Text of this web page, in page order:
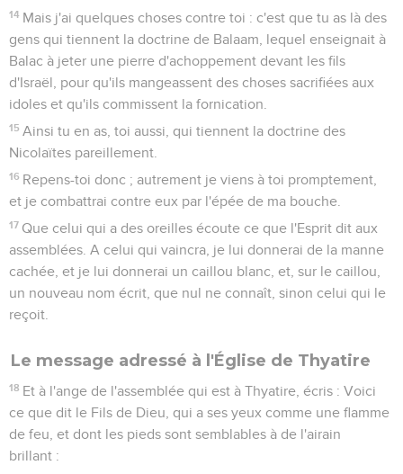
14 Mais j'ai quelques choses contre toi : c'est que tu as là des
gens qui tiennent la doctrine de Balaam, lequel enseignait à
Balac à jeter une pierre d'achoppement devant les fils
d'Israël, pour qu'ils mangeassent des choses sacrifiées aux
idoles et qu'ils commissent la fornication.
15 Ainsi tu en as, toi aussi, qui tiennent la doctrine des
Nicolaïtes pareillement.
16 Repens-toi donc ; autrement je viens à toi promptement,
et je combattrai contre eux par l'épée de ma bouche.
17 Que celui qui a des oreilles écoute ce que l'Esprit dit aux
assemblées. A celui qui vaincra, je lui donnerai de la manne
cachée, et je lui donnerai un caillou blanc, et, sur le caillou,
un nouveau nom écrit, que nul ne connaît, sinon celui qui le
reçoit.
Le message adressé à l'Église de Thyatire
18 Et à l'ange de l'assemblée qui est à Thyatire, écris : Voici
ce que dit le Fils de Dieu, qui a ses yeux comme une flamme
de feu, et dont les pieds sont semblables à de l'airain
brillant :